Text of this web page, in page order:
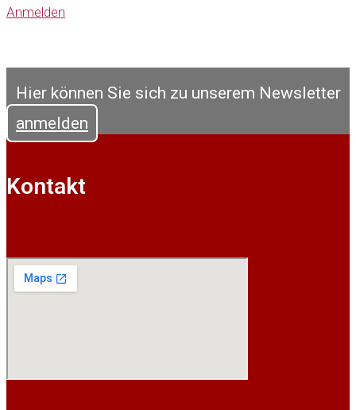
Anmelden
Hier können Sie sich zu unserem Newsletter
anmelden
Kontakt